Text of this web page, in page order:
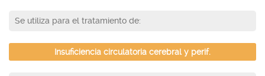
Se utiliza para el tratamiento de:
Insuficiencia circulatoria cerebral y perif.